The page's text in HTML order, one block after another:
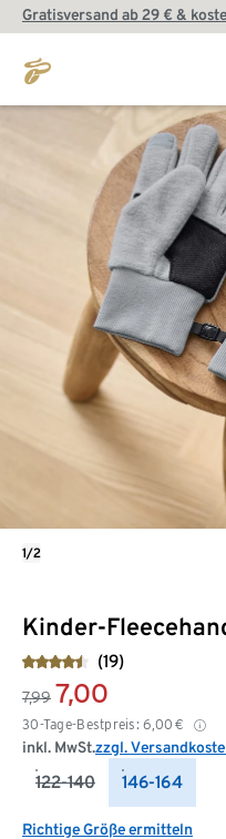
Gratisversand ab 29 € &
Kinder-
(19)
7,99 7,00
30-Tage-Bestpreis: 6,00 €
inkl. MwSt.zzgl.
122-140 146-164
Richtige Größe ermitteln
1/2